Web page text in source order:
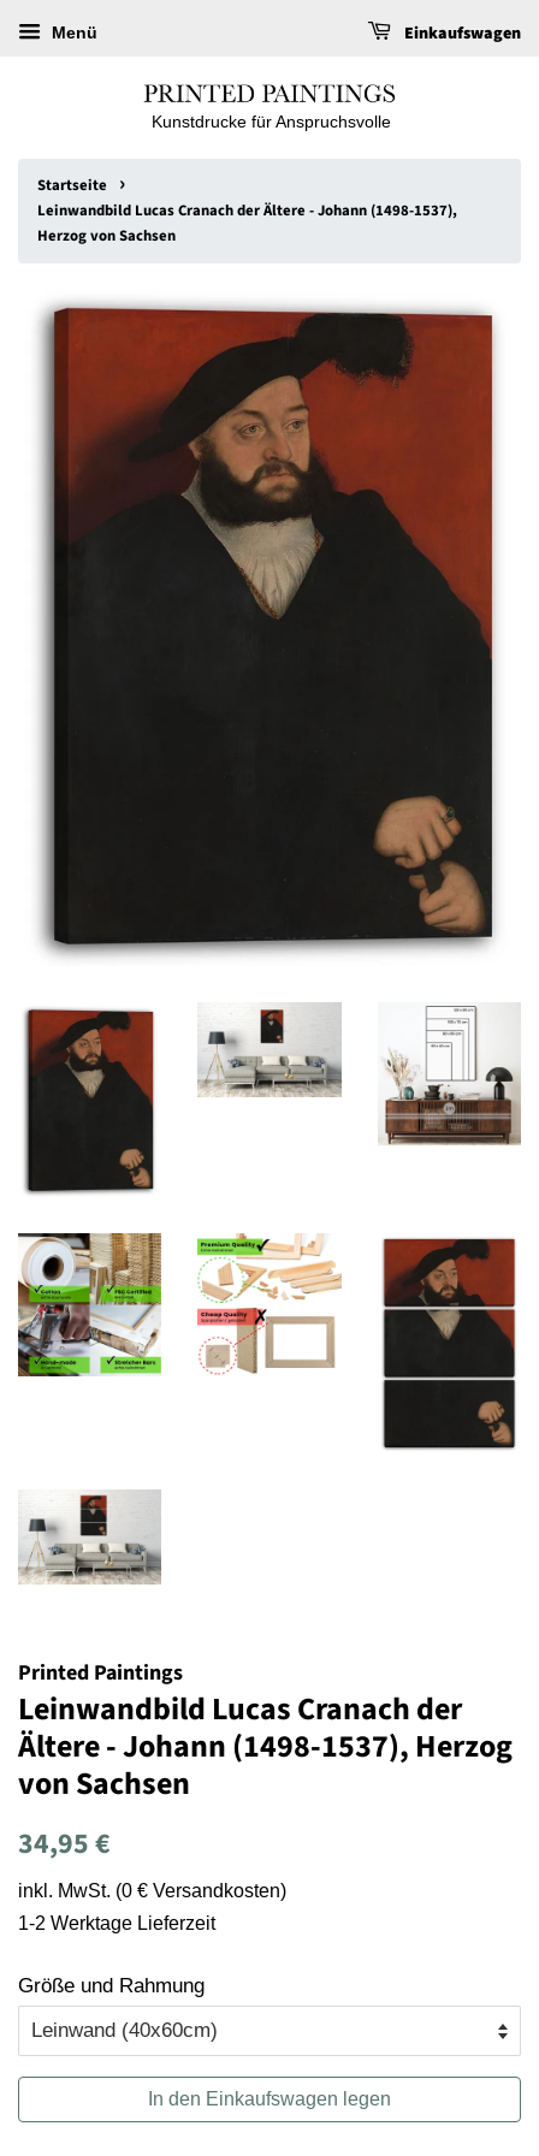
Menü Einkaufswagen
Kunstdrucke für Anspruchsvolle
Startseite ›
Leinwandbild Lucas Cranach der Ältere - Johann (1498-1537),
Herzog von Sachsen
Printed Paintings
Leinwandbild Lucas Cranach der
Ältere - Johann (1498-1537), Herzog
von Sachsen
Normaler
34,95 €
inkl. MwSt. (0 € Versandkosten)
1-2 Werktage Lieferzeit
Größe und Rahmung
In den Einkaufswagen legen